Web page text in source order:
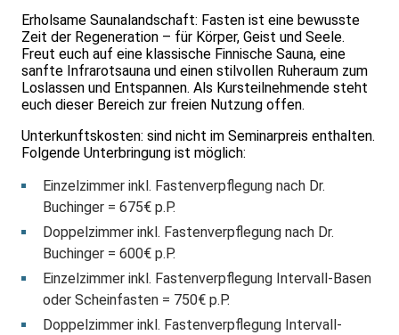
Erholsame Saunalandschaft: Fasten ist eine bewusste
Zeit der Regeneration – für Körper, Geist und Seele.
Freut euch auf eine klassische Finnische Sauna, eine
sanfte Infrarotsauna und einen stilvollen Ruheraum zum
Loslassen und Entspannen. Als Kursteilnehmende steht
euch dieser Bereich zur freien Nutzung offen.
Unterkunftskosten: sind nicht im Seminarpreis enthalten.
Folgende Unterbringung ist möglich:
Einzelzimmer inkl. Fastenverpflegung nach Dr.
Buchinger = 675€ p.P.
Doppelzimmer inkl. Fastenverpflegung nach Dr.
Buchinger = 600€ p.P.
Einzelzimmer inkl. Fastenverpflegung Intervall-Basen
oder Scheinfasten = 750€ p.P.
Doppelzimmer inkl. Fastenverpflegung Intervall-